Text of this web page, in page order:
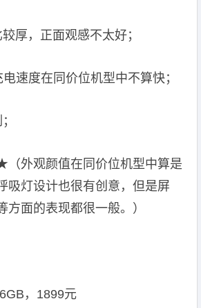
厚，正面观感不太好；
速度在同价位机型中不算快；
外观颜值在同价位机型中算是
吸灯设计也很有创意，但是屏
方面的表现都很一般。）
，1899元